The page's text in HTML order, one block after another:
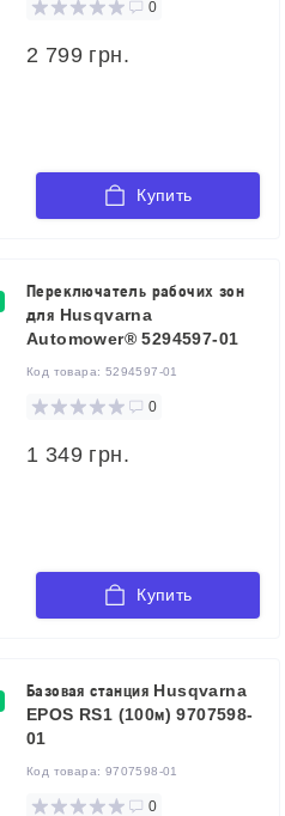
0
2 799 грн.
Купить
Переключатель рабочих зон
для Husqvarna
Automower® 5294597-01
Код товара: 5294597-01
0
1 349 грн.
Купить
Базовая станция Husqvarna
EPOS RS1 (100м) 9707598-
01
Код товара: 9707598-01
0